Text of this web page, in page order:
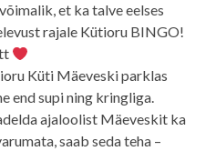
et ka talve eelses
rajale Kütioru BINGO!
Küti Mäeveski parklas
end supi ning kringliga.
ajaloolist Mäeveskit ka
saab seda teha –